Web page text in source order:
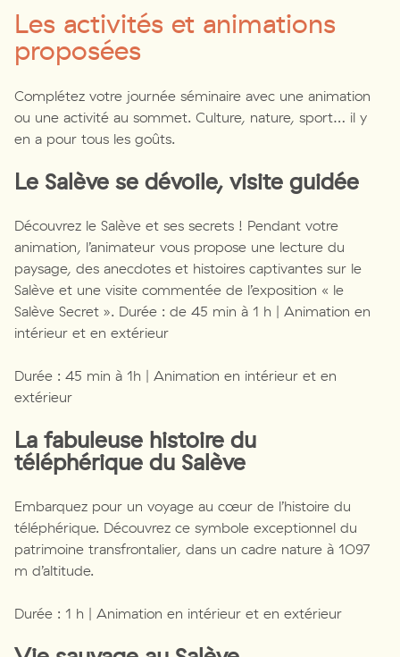
Les activités et animations
proposées
Complétez votre journée séminaire avec une animation
ou une activité au sommet. Culture, nature, sport… il y
en a pour tous les goûts.
Le Salève se dévoile, visite guidée
Découvrez le Salève et ses secrets ! Pendant votre
animation, l’animateur vous propose une lecture du
paysage, des anecdotes et histoires captivantes sur le
Salève et une visite commentée de l’exposition « le
Salève Secret ». Durée : de 45 min à 1 h | Animation en
intérieur et en extérieur
Durée : 45 min à 1h | Animation en intérieur et en
extérieur
La fabuleuse histoire du
téléphérique du Salève
Embarquez pour un voyage au cœur de l’histoire du
téléphérique. Découvrez ce symbole exceptionnel du
patrimoine transfrontalier, dans un cadre nature à 1097
m d’altitude.
Durée : 1 h | Animation en intérieur et en extérieur